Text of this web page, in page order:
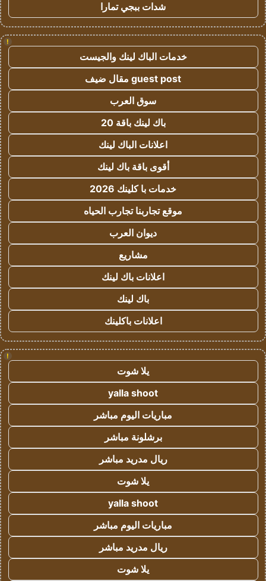
شدات ببجي تمارا
!
خدمات الباك لينك والجيست
guest post مقال ضيف
سوق العرب
باك لينك باقة 20
اعلانات الباك لينك
أقوى باقة باك لينك
خدمات با كلينك 2026
موقع تجاربنا تجارب الحياه
ديوان العرب
مشاريع
اعلانات باك لينك
باك لينك
اعلانات باكلينك
!
يلا شوت
yalla shoot
مباريات اليوم مباشر
برشلونة مباشر
ريال مدريد مباشر
يلا شوت
yalla shoot
مباريات اليوم مباشر
ريال مدريد مباشر
يلا شوت